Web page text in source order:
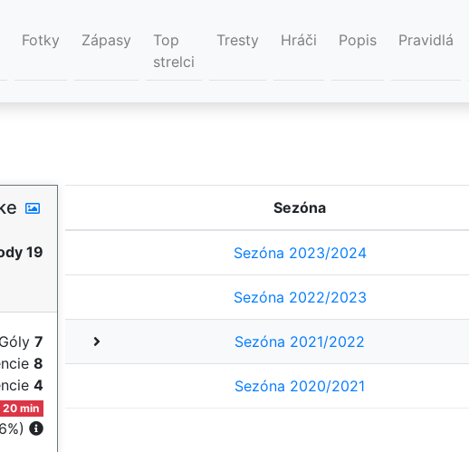
Fotky Zápasy
Top
strelci
Tresty Hráči Popis Pravidlá
19
Góly 7
8
4
20 min
Sezóna
Sezóna 2023/2024
Sezóna 2022/2023
Sezóna 2021/2022
Sezóna 2020/2021